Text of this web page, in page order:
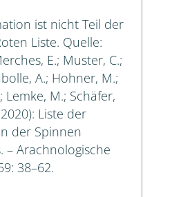
ist nicht Teil der
Liste. Quelle:
E.; Muster, C.;
A.; Hohner, M.;
Lemke, M.; Schäfer,
Liste der
der Spinnen
– Arachnologische
38–62.